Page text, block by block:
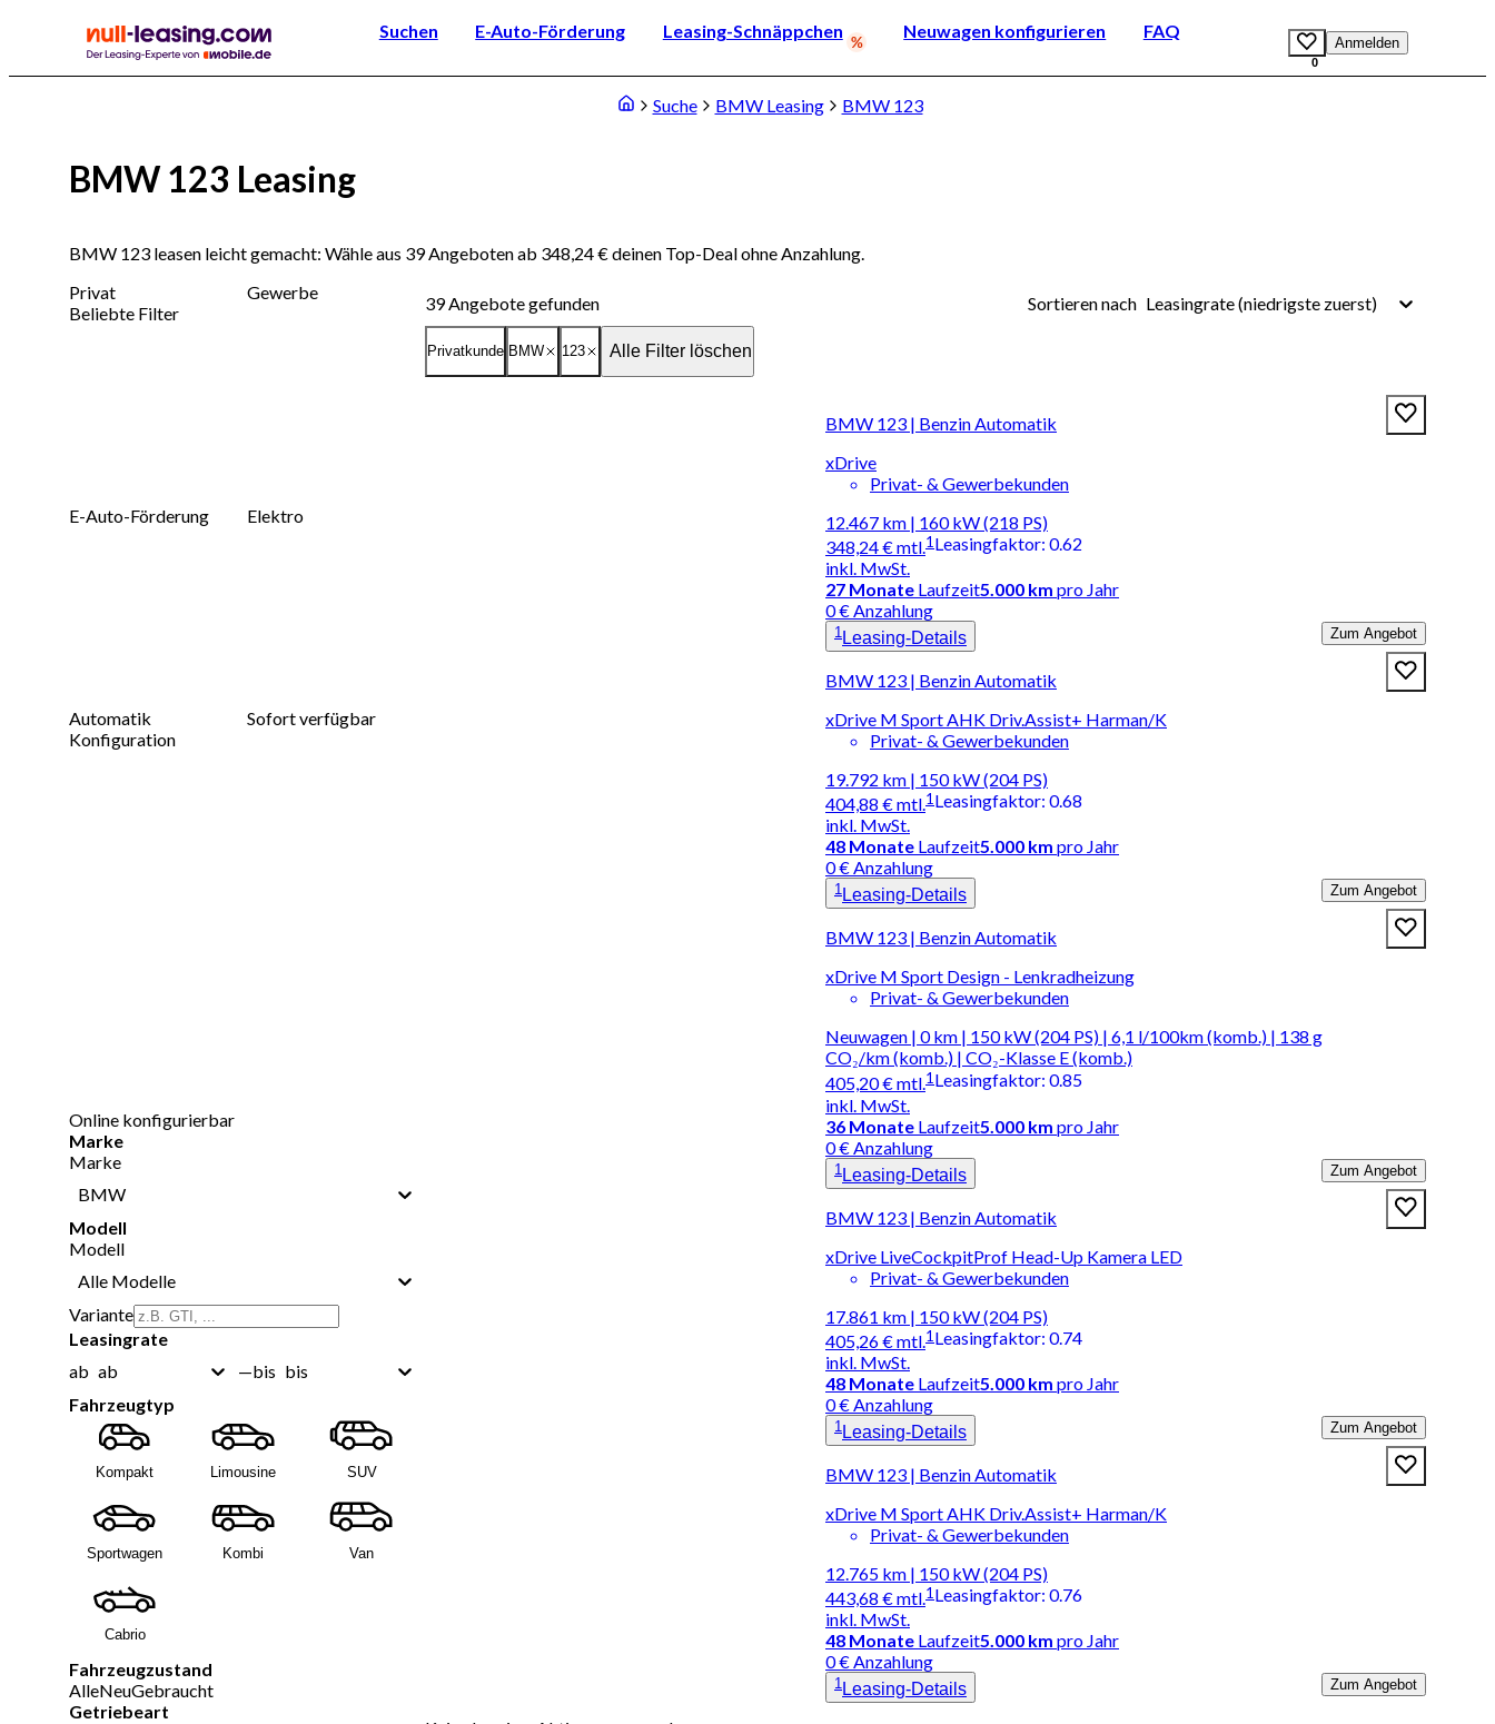
Suchen E-Auto-Förderung Leasing-Schnäppchen Neuwagen konfigurieren FAQ
0
Anmelden
Suche BMW Leasing BMW 123
BMW 123 Leasing
BMW 123 leasen leicht gemacht: Wähle aus 39 Angeboten ab 348,24 € deinen Top-Deal ohne Anzahlung.
Privat
Gewerbe
Beliebte Filter
E-Auto-Förderung Elektro
Automatik
Sofort verfügbar
Konfiguration
Online konfigurierbar
Marke
Marke
BMW
Modell
Modell
Alle Modelle
Variante
Leasingrate
ab ab —bis bis
Fahrzeugtyp
Kompakt Limousine SUV
Sportwagen Kombi Van
Cabrio
Fahrzeugzustand
AlleNeuGebraucht
Getriebeart
39Angebote gefunden Sortieren nach Leasingrate (niedrigste zuerst)
Privatkunde BMW 123 Alle Filter löschen
BMW 123 | Benzin Automatik
xDrive
Privat- & Gewerbekunden
12.467 km | 160 kW (218 PS)
348,24 €mtl.1
inkl. MwSt.
Leasingfaktor: 0.62
27 Monate Laufzeit5.000 km pro Jahr
0 € Anzahlung
1 Leasing-Details Zum Angebot
BMW 123 | Benzin Automatik
xDrive M Sport AHK Driv.Assist+ Harman/K
Privat- & Gewerbekunden
19.792 km | 150 kW (204 PS)
404,88 €mtl.1
inkl. MwSt.
Leasingfaktor: 0.68
48 Monate Laufzeit5.000 km pro Jahr
0 € Anzahlung
1 Leasing-Details Zum Angebot
BMW 123 | Benzin Automatik
xDrive M Sport Design - Lenkradheizung
Privat- & Gewerbekunden
Neuwagen | 0 km | 150 kW (204 PS) | 6,1 l/100km (komb.) | 138 g
CO₂/km (komb.) | CO₂-Klasse E (komb.)
405,20 €mtl.1
inkl. MwSt.
Leasingfaktor: 0.85
36 Monate Laufzeit5.000 km pro Jahr
0 € Anzahlung
1 Leasing-Details Zum Angebot
BMW 123 | Benzin Automatik
xDrive LiveCockpitProf Head-Up Kamera LED
Privat- & Gewerbekunden
17.861 km | 150 kW (204 PS)
405,26 €mtl.1
inkl. MwSt.
Leasingfaktor: 0.74
48 Monate Laufzeit5.000 km pro Jahr
0 € Anzahlung
1 Leasing-Details Zum Angebot
BMW 123 | Benzin Automatik
xDrive M Sport AHK Driv.Assist+ Harman/K
Privat- & Gewerbekunden
12.765 km | 150 kW (204 PS)
443,68 €mtl.1
inkl. MwSt.
Leasingfaktor: 0.76
48 Monate Laufzeit5.000 km pro Jahr
0 € Anzahlung
1 Leasing-Details Zum Angebot